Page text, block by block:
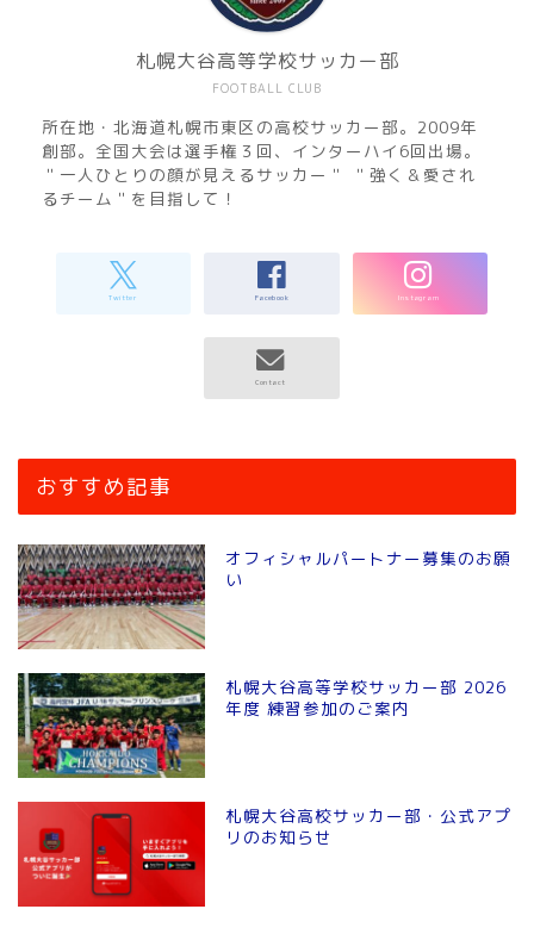
FOOTBALL CLUB
札幌大谷高等学校サッカー部
所在地・北海道札幌市東区の高校サッカー部。2009年
創部。全国大会は選手権３回、インターハイ6回出場。
＂一人ひとりの顔が見えるサッカー＂ ＂強く＆愛され
るチーム＂を目指して！
おすすめ記事
オフィシャルパートナー募集のお願
い
札幌大谷高等学校サッカー部 2026
年度 練習参加のご案内
札幌大谷高校サッカー部・公式アプ
リのお知らせ